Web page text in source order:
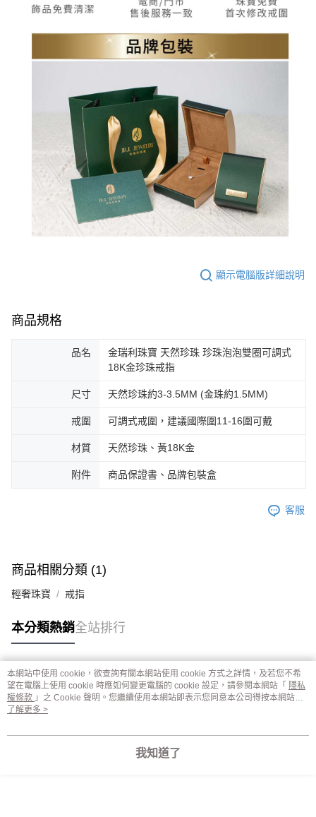
顯示電腦版詳細說明
商品規格
品名
金瑞利珠寶 天然珍珠 珍珠泡泡雙圈可調式
18K金珍珠戒指
尺寸 天然珍珠約3-3.5MM (金珠約1.5MM)
戒圍 可調式戒圍，建議國際圍11-16圍可戴
材質 天然珍珠、黃18K金
附件 商品保證書、品牌包裝盒
客服
商品相關分類 (1)
輕奢珠寶 戒指
本分類熱銷全站排行
熱門標籤
本網站中使用 cookie，欲查詢有關本網站使用 cookie 方式之詳情，及若您不希
望在電腦上使用 cookie 時應如何變更電腦的 cookie 設定，請參閱本網站「 隱私
權條款 」之 Cookie 聲明。您繼續使用本網站即表示您同意本公司得按本網站使
用條款之 Cookie 聲明使用 cookie。
了解更多 >
我知道了